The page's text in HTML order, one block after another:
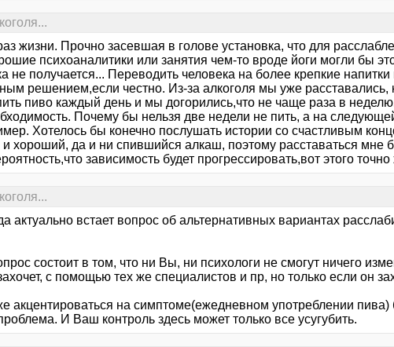
жизни. Прочно засевшая в голове установка, что для
психоаналитики или занятия чем-то вроде йоги могли бы
не получается... Переводить человека на более крепкие напитки
решением,если честно. Из-за алкоголя мы уже расставались,
пиво каждый день и мы догорились,что не чаще раза в
Почему бы нельзя две недели не пить, а на
Хотелось бы конечно послушать истории со счастливым
хороший, да и ни спившийся алкаш, поэтому расставаться мне
зависимость будет прогрессировать,вот этого
актуально встает вопрос об альтернативных вариантах
состоит в том, что ни Вы, ни психологи не смогут ничего
с помощью тех же специалистов и пр, но только если он
акцентироваться на симптоме(ежедневном употреблении пива)
И Ваш контроль здесь может только все усугубить.